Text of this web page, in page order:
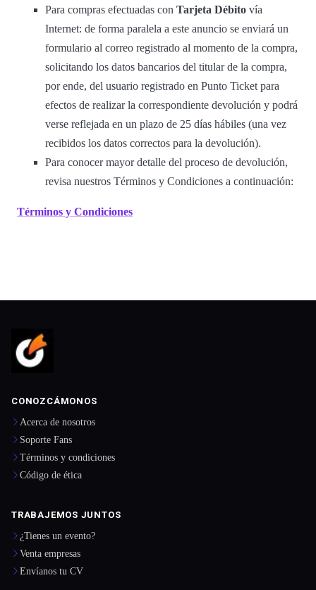
Para compras efectuadas con Tarjeta Débito vía
Internet: de forma paralela a este anuncio se enviará un
formulario al correo registrado al momento de la compra,
solicitando los datos bancarios del titular de la compra,
por ende, del usuario registrado en Punto Ticket para
efectos de realizar la correspondiente devolución y podrá
verse reflejada en un plazo de 25 días hábiles (una vez
recibidos los datos correctos para la devolución).
Para conocer mayor detalle del proceso de devolución,
revisa nuestros Términos y Condiciones a continuación:
Términos y Condiciones
CONOZCÁMONOS
Acerca de nosotros
Soporte Fans
Términos y condiciones
Código de ética
TRABAJEMOS JUNTOS
¿Tienes un evento?
Venta empresas
Envíanos tu CV